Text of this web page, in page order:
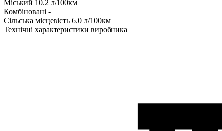
Міський 10.2 л/100км
Комбіновані -
Сільська місцевість 6.0 л/100км
Технічні характеристики виробника